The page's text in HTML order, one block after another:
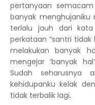
pertanyaan
banyak menghujaniku
terlalu jauh dari
perkataan “santri
melakukan banyak
mengejar ‘banyak
Sudah seharusnya
kehidupanku kelak
tidak terbalik lagi.